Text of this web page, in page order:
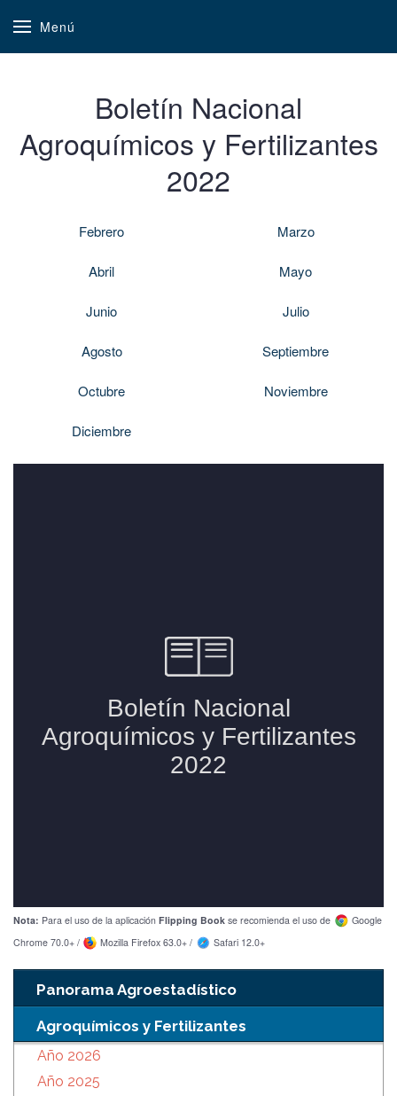
Menú
Boletín Nacional
Agroquímicos y Fertilizantes
2022
Febrero Marzo
Abril Mayo
Junio Julio
Agosto Septiembre
Octubre Noviembre
Diciembre
Nota: Para el uso de la aplicación Flipping Book se recomienda el uso de
Google
Chrome 70.0+ /
Mozilla Firefox 63.0+ / Safari 12.0+
Panorama Agroestadístico
Agroquímicos y Fertilizantes
Año 2026
Año 2025